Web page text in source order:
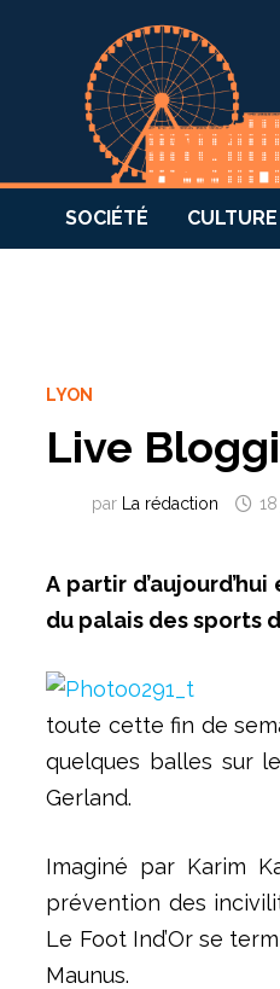
SOCIÉTÉ CULTURE
LYON
Live
par La rédaction
A partir
du palais des sports
toute cette fin de
quelques balles sur
Gerland.
Imaginé par Karim
prévention des
Le Foot Ind’Or se
Maunus.